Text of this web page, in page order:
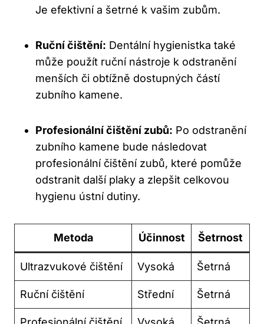
Je efektivní a šetrné k vašim zubům.
Ruční čištění: Dentální hygienistka také
může použít ruční nástroje k odstranění
menších či obtížně dostupných částí
zubního kamene.
Profesionální čištění zubů: Po odstranění
zubního kamene bude následovat
profesionální čištění zubů, které pomůže
odstranit další plaky a zlepšit celkovou
hygienu ústní dutiny.
Metoda Účinnost Šetrnost
Ultrazvukové čištění Vysoká Šetrná
Ruční čištění Střední Šetrná